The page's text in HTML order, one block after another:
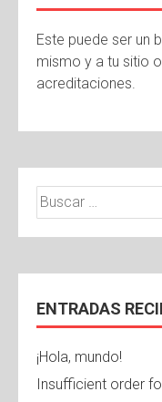
Este puede ser un
mismo y a tu sitio
acreditaciones.
ENTRADAS
¡Hola, mundo!
Insufficient order